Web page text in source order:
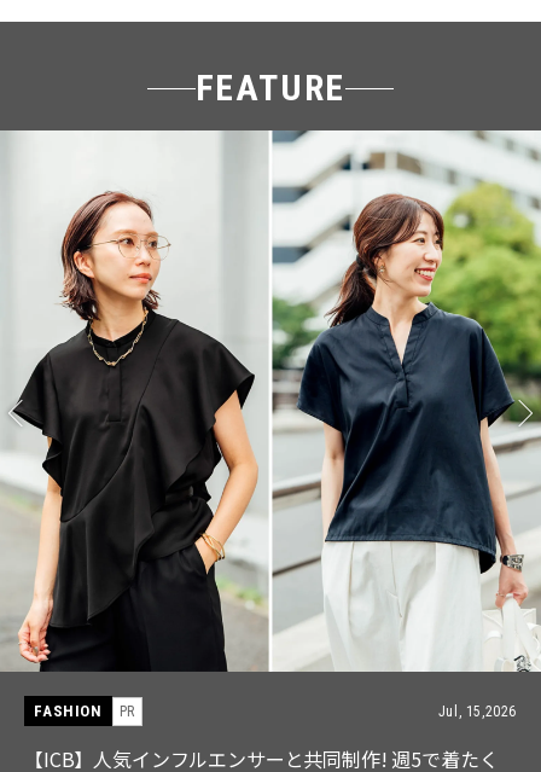
FEATURE
FASHION PR Jul, 15,2026
【ICB】人気インフルエンサーと共同制作! 週5で着たく